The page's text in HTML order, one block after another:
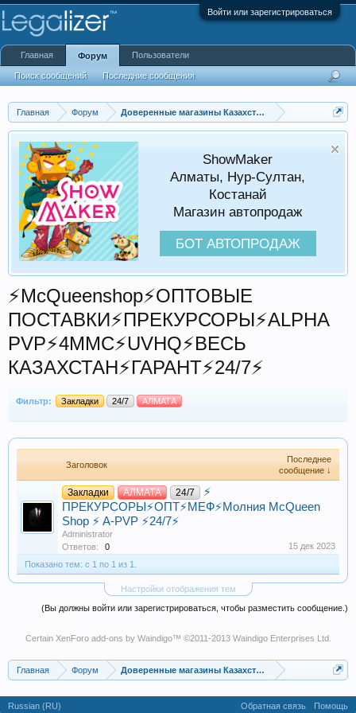
Войти или зарегистрироваться
Главная Форум Доверенные магазины Казахстана
ShowMaker
Алматы, Нур-Султан,
Костанай
Магазин автопродаж
БОТ АВТОПРОДАЖ
⚡️McQueenshop⚡️ОПТОВЫЕ
ПОСТАВКИ⚡️ПРЕКУРСОРЫ⚡️ALPHA
PVP⚡️4MMC⚡️UVHQ⚡️ВЕСЬ
КАЗАХСТАН⚡️ГАРАНТ⚡️24/7⚡️
Фильтр: Закладки 24/7 АЛМАТА
Заголовок
Последнее
сообщение ↓
Закладки АЛМАТА 24/7
⚡️
ПРЕКУРСОРЫ⚡️ОПТ⚡️МЕФ⚡️Молния McQueen
Shop ⚡️ A-PVP ⚡️24/7⚡️
Administrator
Ответов:
0
15 дек 2023
Показано тем: с 1 по 1 из 1.
Настройки отображения тем
(Вы должны войти или зарегистрироваться, чтобы разместить сообщение.)
Certain XenForo add-ons by Waindigo™ ©2011-2013 Waindigo Enterprises Ltd.
Главная Форум Доверенные магазины Казахстана
Главная Форум
Поиск сообщений Последние сообщения
Пользователи
Russian (RU) Обратная связь Помощь